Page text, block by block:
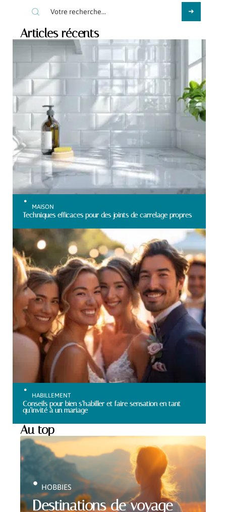
Articles récents
MAISON
Techniques efficaces pour des joints de carrelage propres
HABILLEMENT
Conseils pour bien s’habiller et faire sensation en tant
qu’invité à un mariage
Au top
Destinations de voyage
HOBBIES